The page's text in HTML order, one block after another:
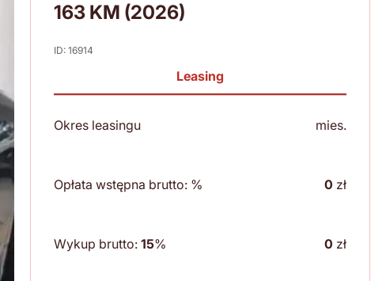
163 KM (2026)
ID: 16914
Leasing
Okres leasingu mies.
Opłata wstępna brutto: % 0 zł
Wykup brutto: 15% 0 zł